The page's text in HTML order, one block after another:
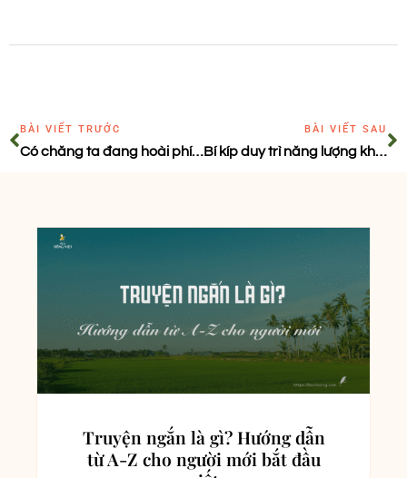
BÀI VIẾT TRƯỚC
Có chăng ta đang hoài phí chính mình?
BÀI VIẾT SAU
Bí kíp duy trì năng lượng khi làm việc tự do
Truyện ngắn là gì? Hướng dẫn
từ A-Z cho người mới bắt đầu